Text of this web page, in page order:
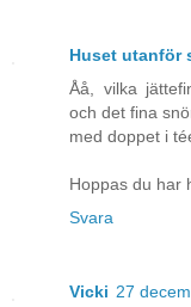
Huset utanför
Åå, vilka
och det fina
med doppet i
Hoppas du har
Svara
Vicki 27